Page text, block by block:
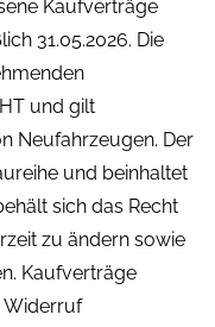
Kaufverträge
31.05.2026. Die
und gilt
Neufahrzeugen. Der
und beinhaltet
sich das Recht
zu ändern sowie
Kaufverträge
Widerruf